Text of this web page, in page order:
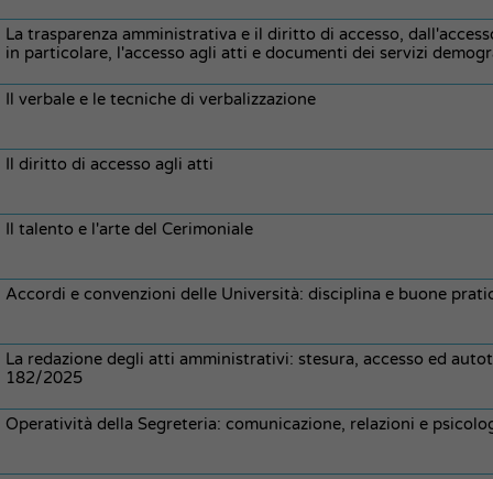
La trasparenza amministrativa e il diritto di accesso,
in particolare, l'accesso agli atti e documenti dei servizi
Il verbale e le tecniche di verbalizzazione
Il diritto di accesso agli atti
Il talento e l'arte del Cerimoniale
Accordi e convenzioni delle Università: disciplina e buone
La redazione degli atti amministrativi: stesura, accesso ed
182/2025
Operatività della Segreteria: comunicazione, relazioni e